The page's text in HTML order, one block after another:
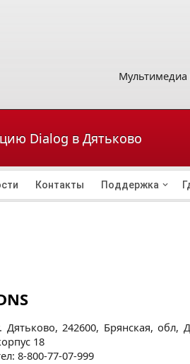
Dialog в Дятьково
Контакты Поддержка
Дятьково, 242600, Брянская, обл,
18
8-800-77-07-999